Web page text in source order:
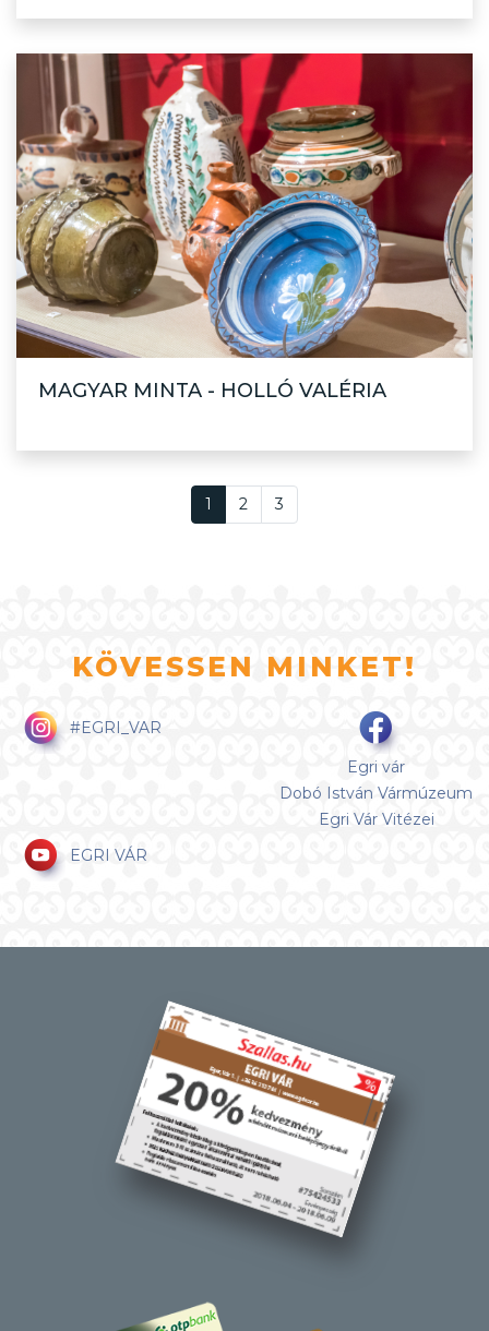
MAGYAR MINTA - HOLLÓ VALÉRIA
1 2 3
KÖVESSEN MINKET!
#EGRI_VAR
Egri vár
Dobó István Vármúzeum
Egri Vár Vitézei
EGRI VÁR